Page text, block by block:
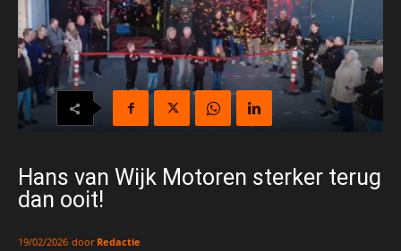
Hans van Wijk Motoren sterker terug
dan ooit!
19/02/2026 door Redactie